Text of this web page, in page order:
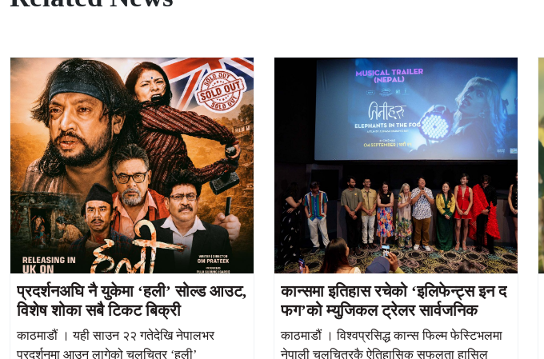
प्रदर्शनअघि नै युकेमा ‘हली’ सोल्ड आउट,
विशेष शोका सबै टिकट बिक्री
काठमाडौं । यही साउन २२ गतेदेखि नेपालभर
प्रदर्शनमा आउन लागेको चलचित्र ‘हली’
कान्समा इतिहास रचेको ‘इलिफेन्ट्स इन द
फग’को म्युजिकल ट्रेलर सार्वजनिक
काठमाडौं । विश्वप्रसिद्ध कान्स फिल्म फेस्टिभलमा
नेपाली चलचित्रकै ऐतिहासिक सफलता हासिल